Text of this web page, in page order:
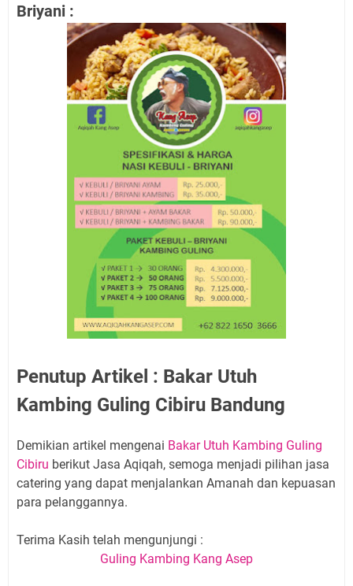
Briyani :
Penutup Artikel : Bakar Utuh
Kambing Guling Cibiru Bandung
Demikian artikel mengenai Bakar Utuh Kambing Guling
Cibiru berikut Jasa Aqiqah, semoga menjadi pilihan jasa
catering yang dapat menjalankan Amanah dan kepuasan
para pelanggannya.
Terima Kasih telah mengunjungi :
Guling Kambing Kang Asep